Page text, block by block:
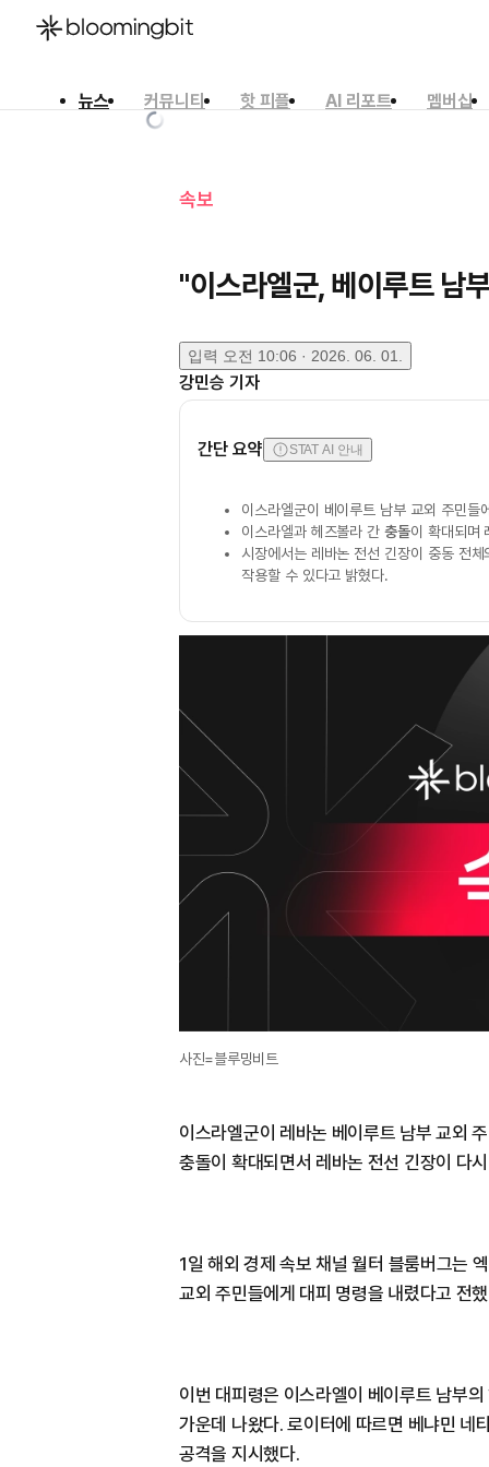
뉴스 커뮤니티 핫 피플 AI 리포트
멤버십
속보
"이스라엘군, 베이루트 남
입력 오전 10:06 · 2026. 06. 01.
강민승 기자
간단 요약 STAT AI 안내
이스라엘군이 베이루트 남부 교외 주민들
이스라엘과 헤즈볼라 간충돌이 확대되며
시장에서는 레바논 전선 긴장이 중동 전
작용할 수 있다고 밝혔다.
사진=블루밍비트
이스라엘군이 레바논 베이루트 남부 교외
충돌이 확대되면서 레바논 전선 긴장이 다
1일 해외 경제 속보 채널 월터 블룸버그는
교외 주민들에게 대피 명령을 내렸다고 전
이번 대피령은 이스라엘이 베이루트 남부
가운데 나왔다. 로이터에 따르면 베냐민 네
공격을 지시했다.